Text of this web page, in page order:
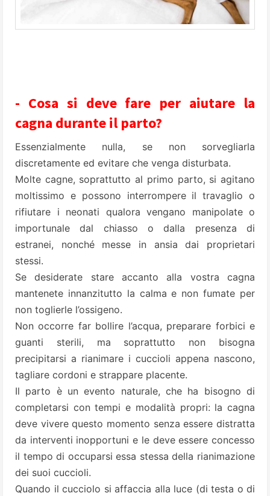
- Cosa si deve fare per aiutare la
cagna durante il parto?
Essenzialmente nulla, se non sorvegliarla
discretamente ed evitare che venga disturbata.
Molte cagne, soprattutto al primo parto, si agitano
moltissimo e possono interrompere il travaglio o
rifiutare i neonati qualora vengano manipolate o
importunale dal chiasso o dalla presenza di
estranei, nonché messe in ansia dai proprietari
stessi.
Se desiderate stare accanto alla vostra cagna
mantenete innanzitutto la calma e non fumate per
non toglierle l’ossigeno.
Non occorre far bollire l’acqua, preparare forbici e
guanti sterili, ma soprattutto non bisogna
precipitarsi a rianimare i cuccioli appena nascono,
tagliare cordoni e strappare placente.
Il parto è un evento naturale, che ha bisogno di
completarsi con tempi e modalità propri: la cagna
deve vivere questo momento senza essere distratta
da interventi inopportuni e le deve essere concesso
il tempo di occuparsi essa stessa della rianimazione
dei suoi cuccioli.
Quando il cucciolo si affaccia alla luce (di testa o di